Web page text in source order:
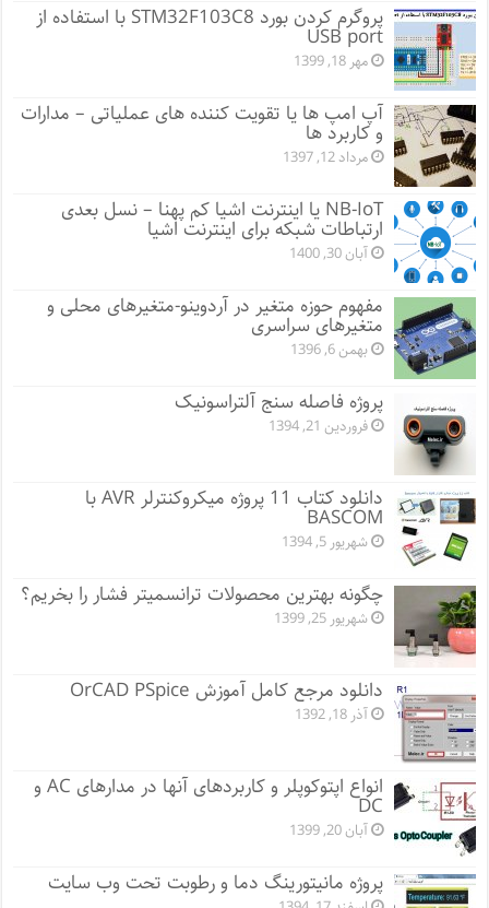
پروگرم کردن بورد STM32F103C8 با استفاده از
USB port
مهر 18, 1399
آپ امپ ها یا تقویت کننده های عملیاتی – مدارات
و کاربرد ها
مرداد 12, 1397
NB-IoT یا اینترنت اشیا کم پهنا – نسل بعدی
ارتباطات شبکه برای اینترنت اشیا
آبان 30, 1400
مفهوم حوزه متغیر در آردوینو-متغیرهای محلی و
متغیرهای سراسری
بهمن 6, 1396
پروژه فاصله سنج آلتراسونیک
فروردین 21, 1394
دانلود کتاب 11 پروژه میکروکنترلر AVR با
BASCOM
شهریور 5, 1394
چگونه بهترین محصولات ترانسمیتر فشار را بخریم؟
شهریور 25, 1399
دانلود مرجع کامل آموزش OrCAD PSpice
آذر 18, 1392
انواع اپتوکوپلر و کاربردهای آنها در مدارهای AC و
DC
آبان 20, 1399
پروژه مانيتورينگ دما و رطوبت تحت وب سایت